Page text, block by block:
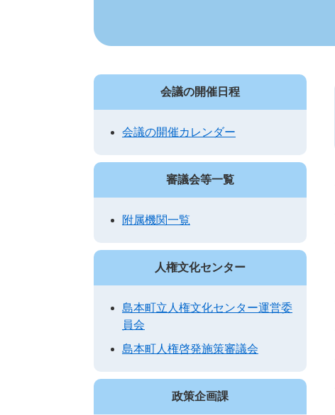
会議の開催日程
会議の開催カレンダー
審議会等一覧
附属機関一覧
人権文化センター
島本町立人権文化センター運営委
員会
島本町人権啓発施策審議会
政策企画課